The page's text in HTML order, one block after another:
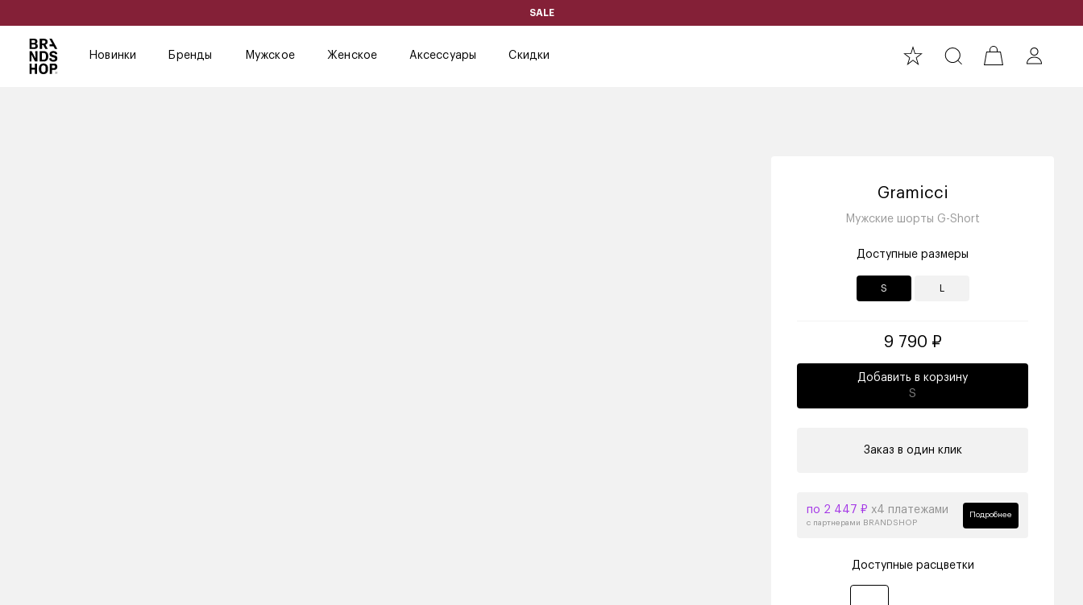
SALE
Новинки Бренды Мужское Женское Аксессуары Скидки
Gramicci
Мужские шорты G-Short
Доступные размеры
S
9 790 ₽
Добавить в корзину
S
Заказ в один клик
по 2 447 ₽ х4 платежами
с партнерами BRANDSHOP
Подробнее
Доступные расцветки